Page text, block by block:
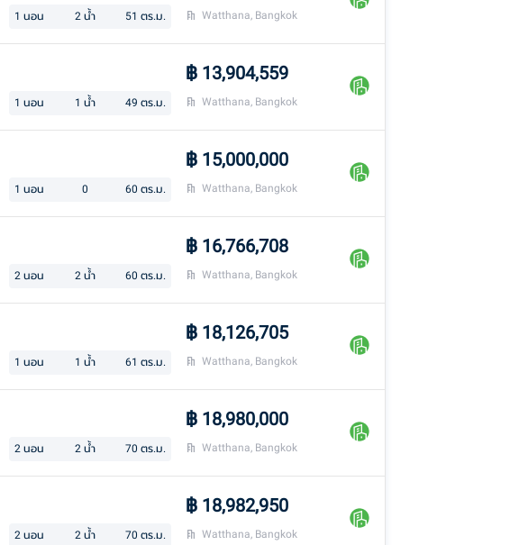
1 นอน 2 น้ำ 51 ตร.ม. Watthana, Bangkok
฿ 13,904,559
1 นอน 1 น้ำ 49 ตร.ม. Watthana, Bangkok
฿ 15,000,000
1 นอน 0 60 ตร.ม. Watthana, Bangkok
฿ 16,766,708
2 นอน 2 น้ำ 60 ตร.ม. Watthana, Bangkok
฿ 18,126,705
1 นอน 1 น้ำ 61 ตร.ม. Watthana, Bangkok
฿ 18,980,000
2 นอน 2 น้ำ 70 ตร.ม. Watthana, Bangkok
฿ 18,982,950
2 นอน 2 น้ำ 70 ตร.ม. Watthana, Bangkok